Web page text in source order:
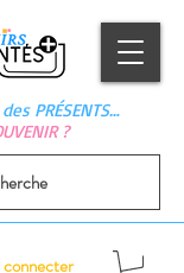
PRÉSENTS…
?
connecter